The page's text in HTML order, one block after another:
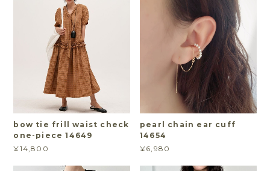
bow tie frill waist check
one-piece 14649
¥14,800
pearl chain ear cuff
14654
¥6,980